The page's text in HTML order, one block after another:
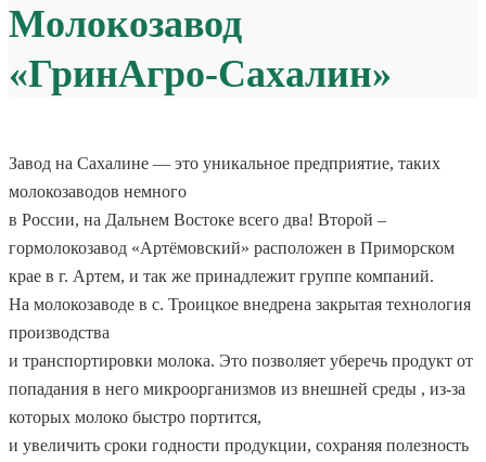
Молокозавод
«ГринАгро-Сахалин»
Завод на Сахалине — это уникальное предприятие, таких
молокозаводов немного
в России, на Дальнем Востоке всего два! Второй –
гормолокозавод «Артёмовский» расположен в Приморском
крае в г. Артем, и так же принадлежит группе компаний.
На молокозаводе в с. Троицкое внедрена закрытая технология
производства
и транспортировки молока. Это позволяет уберечь продукт от
попадания в него микроорганизмов из внешней среды , из-за
которых молоко быстро портится,
и увеличить сроки годности продукции, сохраняя полезность